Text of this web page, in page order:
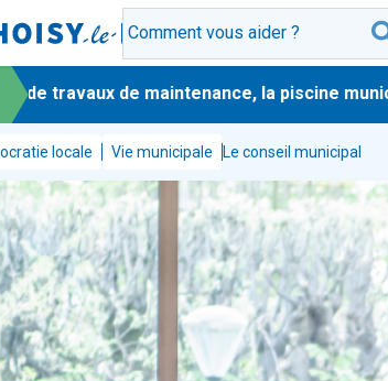
travaux de maintenance, la piscine
locale Vie municipale Le conseil municipal